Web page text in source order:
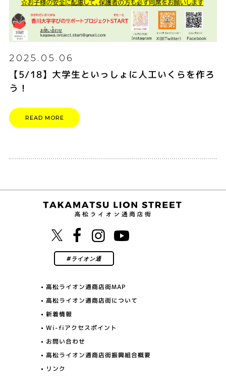
2025.05.06
【5/18】大学生といっしょに人工いくらを作ろ
う！
READ MORE
高松ライオン通商店街MAP
高松ライオン通商店街について
新着情報
Wi-fiアクセスポイント
お問い合わせ
高松ライオン通商店街振興組合概要
リンク